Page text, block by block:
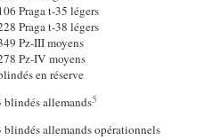
Praga t-35 légers
Praga t-38 légers
Pz-III moyens
Pz-IV moyens
en réserve
blindés allemands5
blindés allemands opérationnels